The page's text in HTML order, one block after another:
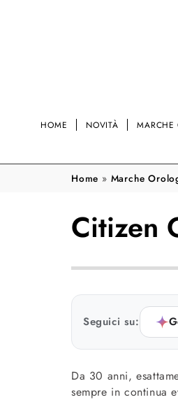
HOME NOVITÀ MARCHE
Home » Marche
Citizen
Seguici su:
Da 30 anni,
sempre in continua